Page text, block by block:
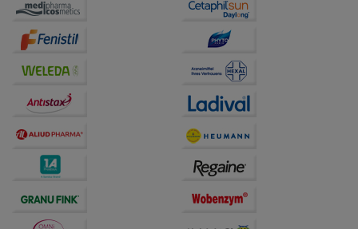
auf unserer Website aber auch die Werbung auf
Drittseiten möglichst relevant für Sie zu gestalten.
Bitte beachten Sie, dass Daten hierfür teilweise an
übertragen werden.